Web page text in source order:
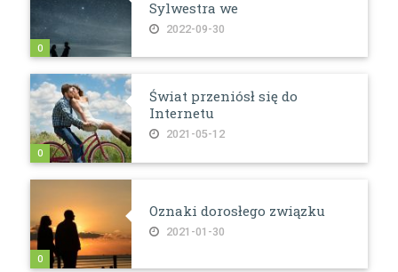
Sylwestra we
2022-09-30
0
Świat przeniósł się do
Internetu
2021-05-12
0
Oznaki dorosłego związku
2021-01-30
0